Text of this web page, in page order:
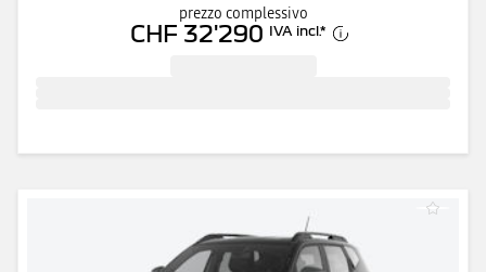
prezzo complessivo
CHF 32'290 IVA incl.*